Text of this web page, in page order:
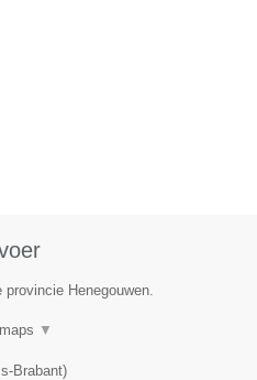
Henegouwen.
▼
Brabant)